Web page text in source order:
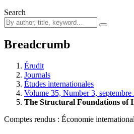
Search
Breadcrumb
Érudit
Journals
Études internationales
Volume 35, Number 3,
The Structural Foundations of
Comptes rendus : Économie